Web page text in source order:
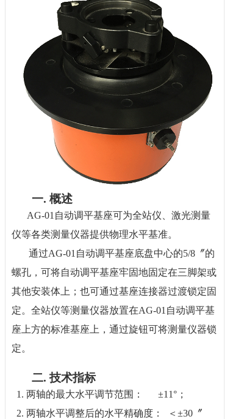
一. 概述
AG-01 自动调平基座可为全站仪 、激光测量
仪等各类测量仪器提供物理水平基准。
通过AG-01自动调平基座底盘中心的5/8〞的
螺孔，可将自动调平基座牢固地固定在三脚架或
其他安装体上；也可通过基座连接器过渡锁定固
定。全站仪等测量仪器放置在AG-01自动调平基
座上方的标准基座上，通过旋钮可将测量仪器锁
定。
二.技术指标
1. 两轴的最大水平调节范围： ±11°；
2. 两轴水平调整后的水平精确度： ＜±30〞